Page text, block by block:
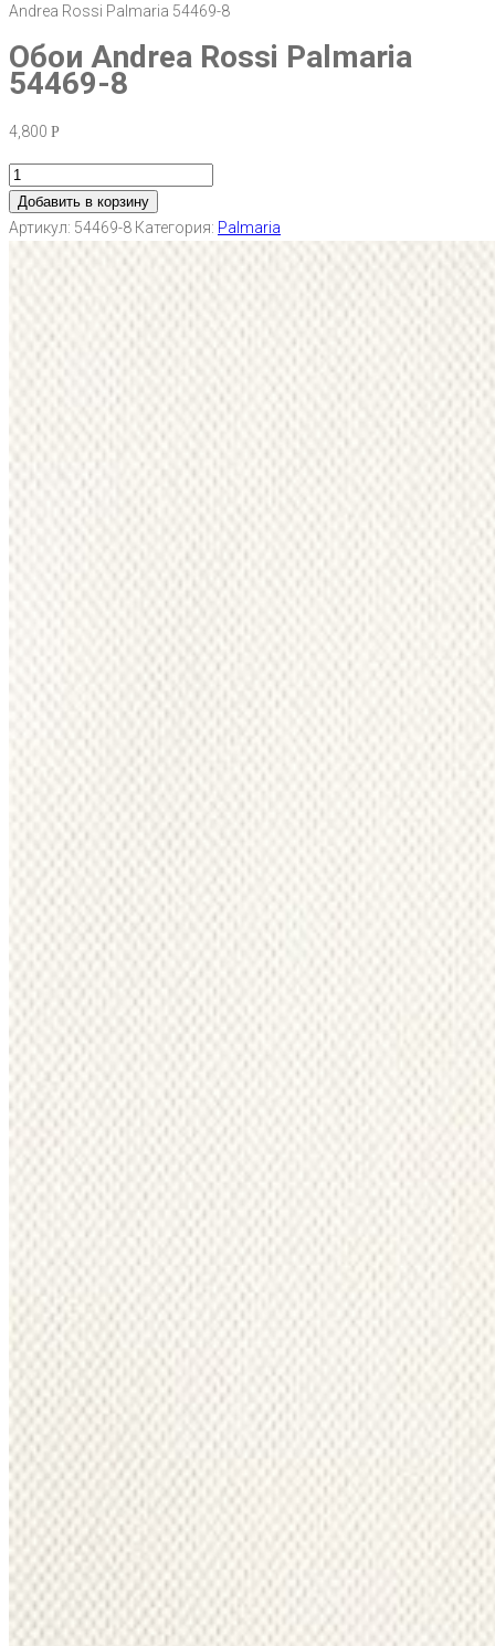
Andrea Rossi Palmaria 54469-8
Обои Andrea Rossi Palmaria
54469-8
4,800 Р
Добавить в корзину
Артикул: 54469-8 Категория: Palmaria